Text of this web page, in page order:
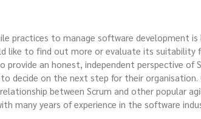
practices to manage software development is
like to find out more or evaluate its suitability
provide an honest, independent perspective
decide on the next step for their
between Scrum and other popular
many years of experience in the software